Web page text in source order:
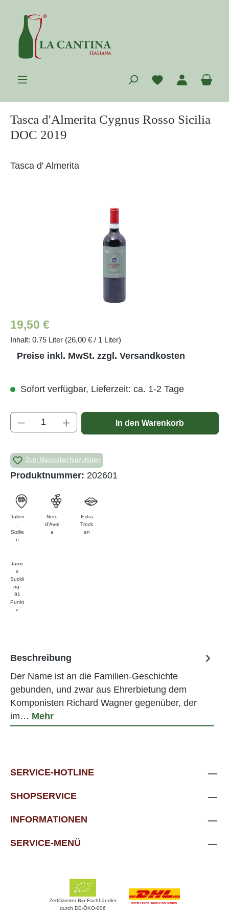
Zum Hauptinhalt springen
Du hast 0
Tasca d'Almerita Cygnus Rosso Sicilia
DOC 2019
Tasca d' Almerita
Regulärer Preis:
19,50 €
Inhalt: 0.75 Liter (26,00 € / 1 Liter)
Preise inkl. MwSt. zzgl. Versandkosten
Sofort verfügbar, Lieferzeit: ca. 1-2 Tage
Produkt Anzahl: Gib den gewünschten
In den Warenkorb
Zum Merkzettel hinzufügen
Produktnummer: 202601
Italien
Sizilie
n
Nero
d'Avol
a
Extra
Trock
en
Jame
s
Suckli
ng:
91
Punkt
e
Beschreibung
Der Name ist an die Familien-Geschichte
gebunden, und zwar aus Ehrerbietung dem
Komponisten Richard Wagner gegenüber, der
im… Mehr
SERVICE-HOTLINE
SHOPSERVICE
INFORMATIONEN
SERVICE-MENÜ
Zertifizierter Bio-Fachhändler
durch DE-ÖKO-006